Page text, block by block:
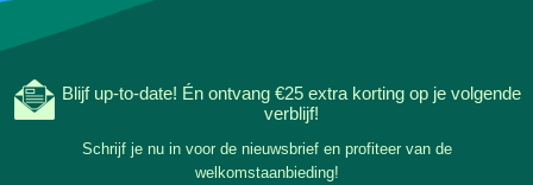
Blijf up-to-date! Én ontvang €25 extra korting op je volgende
verblijf!
Schrijf je nu in voor de nieuwsbrief en profiteer van de
welkomstaanbieding!